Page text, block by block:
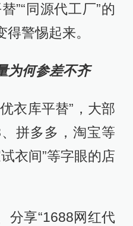
”“同源代工厂”的
警惕起来。
为何参差不齐
衣库平替”，大部
拼多多，淘宝等
衣间”等字眼的店
分享“1688网红代